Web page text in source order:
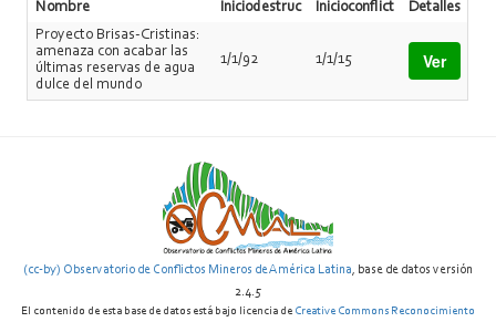
Nombre Iniciodestruc Inicioconflict
Detalles
Proyecto Brisas-Cristinas:
amenaza con acabar las
últimas reservas de agua
dulce del mundo
1/1/92 1/1/15 Ver
(cc-by) Observatorio de Conflictos Mineros de América Latina, base de datos versión
2.4.5
El contenido de esta base de datos está bajo licencia de Creative Commons Reconocimiento